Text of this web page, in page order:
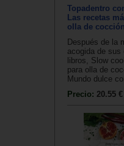
Topadentro
Las recetas
olla de
Después de la
acogida de sus
libros, Slow
para olla de
Mundo dulce
Precio: 20.55 €